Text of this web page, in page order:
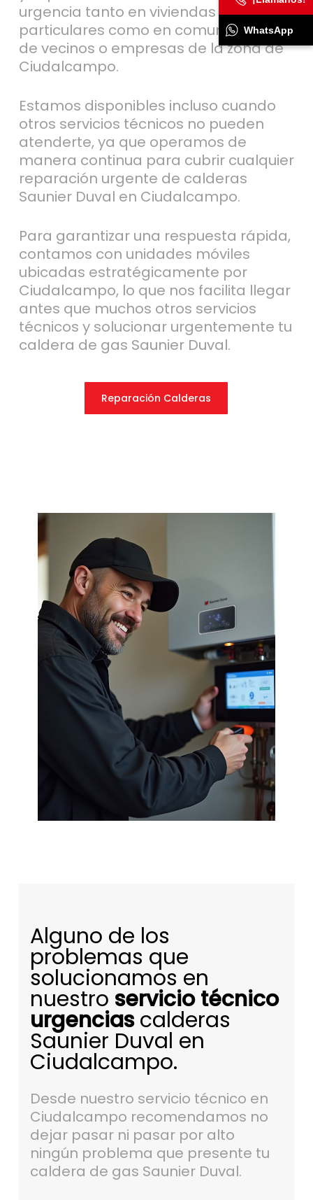
urgencia tanto en viviendas
particulares como en comunidades
de vecinos o empresas de la zona de
Ciudalcampo.
Estamos disponibles incluso cuando
otros servicios técnicos no pueden
atenderte, ya que operamos de
manera continua para cubrir cualquier
reparación urgente de calderas
Saunier Duval en Ciudalcampo.
Para garantizar una respuesta rápida,
contamos con unidades móviles
ubicadas estratégicamente por
Ciudalcampo, lo que nos facilita llegar
antes que muchos otros servicios
técnicos y solucionar urgentemente tu
caldera de gas Saunier Duval.
Reparación Calderas
Alguno de los
problemas que
solucionamos en
nuestro servicio técnico
urgenciascalderas
Saunier Duval en
Ciudalcampo.
Desde nuestro servicio técnico en
Ciudalcampo recomendamos no
dejar pasar ni pasar por alto
ningún problema que presente tu
caldera de gas Saunier Duval.
WhatsApp